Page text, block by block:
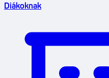
Diákoknak